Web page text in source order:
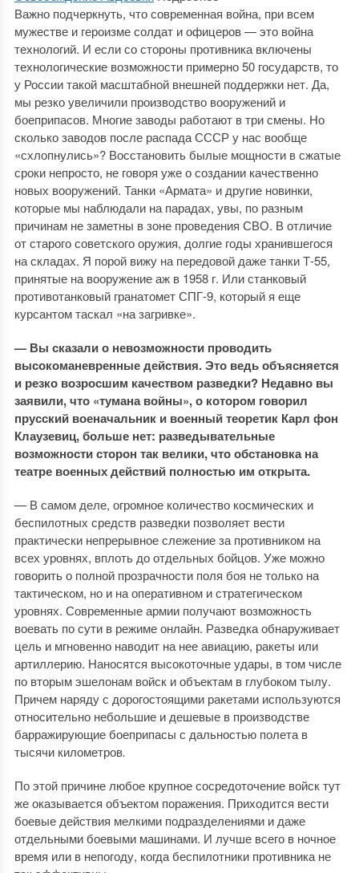
Важно подчеркнуть, что современная война, при всем
мужестве и героизме солдат и офицеров — это война
технологий. И если со стороны противника включены
технологические возможности примерно 50 государств, то
у России такой масштабной внешней поддержки нет. Да,
мы резко увеличили производство вооружений и
боеприпасов. Многие заводы работают в три смены. Но
сколько заводов после распада СССР у нас вообще
«схлопнулись»? Восстановить былые мощности в сжатые
сроки непросто, не говоря уже о создании качественно
новых вооружений. Танки «Армата» и другие новинки,
которые мы наблюдали на парадах, увы, по разным
причинам не заметны в зоне проведения СВО. В отличие
от старого советского оружия, долгие годы хранившегося
на складах. Я порой вижу на передовой даже танки Т-55,
принятые на вооружение аж в 1958 г. Или станковый
противотанковый гранатомет СПГ-9, который я еще
курсантом таскал «на загривке».
— Вы сказали о невозможности проводить
высокоманевренные действия. Это ведь объясняется
и резко возросшим качеством разведки? Недавно вы
заявили, что «тумана войны», о котором говорил
прусский военачальник и военный теоретик Карл фон
Клаузевиц, больше нет: разведывательные
возможности сторон так велики, что обстановка на
театре военных действий полностью им открыта.
— В самом деле, огромное количество космических и
беспилотных средств разведки позволяет вести
практически непрерывное слежение за противником на
всех уровнях, вплоть до отдельных бойцов. Уже можно
говорить о полной прозрачности поля боя не только на
тактическом, но и на оперативном и стратегическом
уровнях. Современные армии получают возможность
воевать по сути в режиме онлайн. Разведка обнаруживает
цель и мгновенно наводит на нее авиацию, ракеты или
артиллерию. Наносятся высокоточные удары, в том числе
по вторым эшелонам войск и объектам в глубоком тылу.
Причем наряду с дорогостоящими ракетами используются
относительно небольшие и дешевые в производстве
барражирующие боеприпасы с дальностью полета в
тысячи километров.
По этой причине любое крупное сосредоточение войск тут
же оказывается объектом поражения. Приходится вести
боевые действия мелкими подразделениями и даже
отдельными боевыми машинами. И лучше всего в ночное
время или в непогоду, когда беспилотники противника не